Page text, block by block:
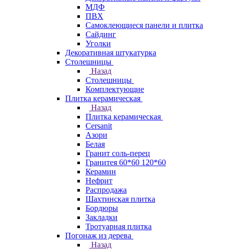
МДФ
ПВХ
Самоклеющиеся панели и плитка
Сайдинг
Уголки
Декоративная штукатурка
Столешницы
Назад
Столешницы
Комплектующие
Плитка керамическая
Назад
Плитка керамическая
Cersanit
Азори
Белая
Гранит соль-перец
Гранитея 60*60 120*60
Керамин
Нефрит
Распродажа
Шахтинская плитка
Бордюры
Закладки
Тротуарная плитка
Погонаж из дерева
Назад